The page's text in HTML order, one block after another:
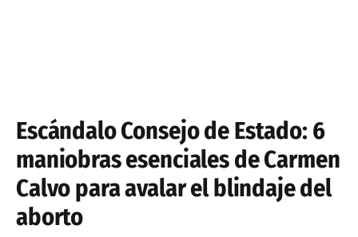
Escándalo Consejo de Estado: 6
maniobras esenciales de Carmen
Calvo para avalar el blindaje del
aborto